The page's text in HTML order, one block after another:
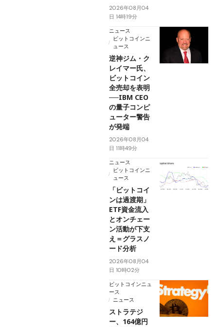
2026年08月04
日 14時19分
ニュース
ビットコインニ
ュース
逆神ジム・ク
レイマー氏、
ビットコイン
全売却を表明
──IBM CEO
の量子コンピ
ューター警告
が発端
2026年08月04
日 11時49分
ニュース
ビットコインニ
ュース
「ビットコイ
ンは過渡期」
ETF資金流入
とオンチェー
ン活動が下支
え＝グラスノ
ード分析
2026年08月04
日 10時02分
ビットコインニュ
ース
ニュース
ストラテジ
ー、164億円